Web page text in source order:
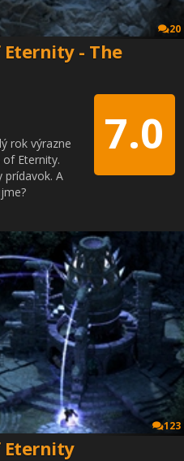
20
Eternity - The
7.0
rok výrazne
of Eternity.
prídavok. A
123
Eternity